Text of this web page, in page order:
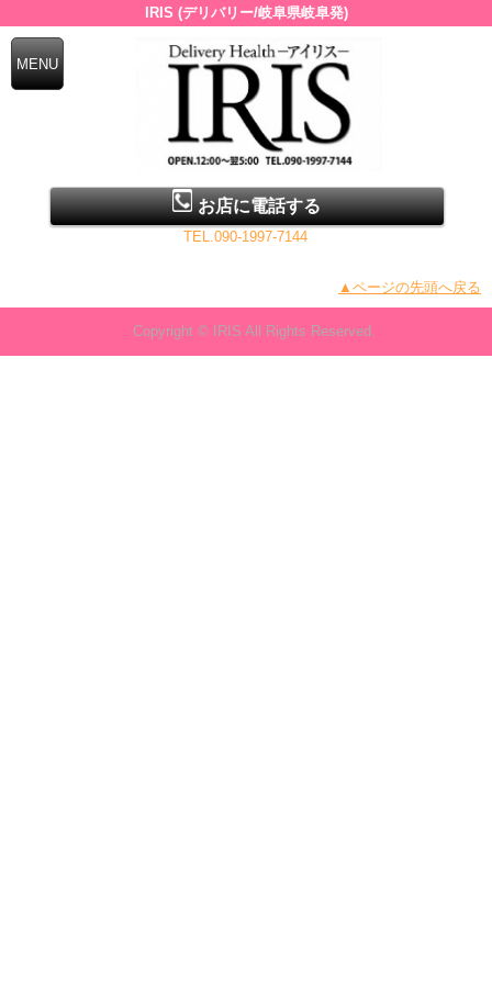
IRIS (デリバリー/岐阜県岐阜発)
お店に電話する
TEL.090-1997-7144
▲ページの先頭へ戻る
Copyright © IRIS All Rights Reserved.